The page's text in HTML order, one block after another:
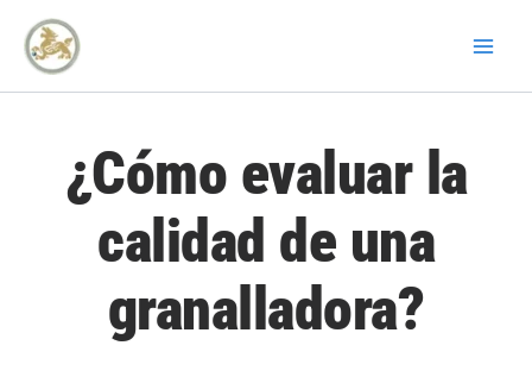
contenido
¿Cómo evaluar la
calidad de una
granalladora?